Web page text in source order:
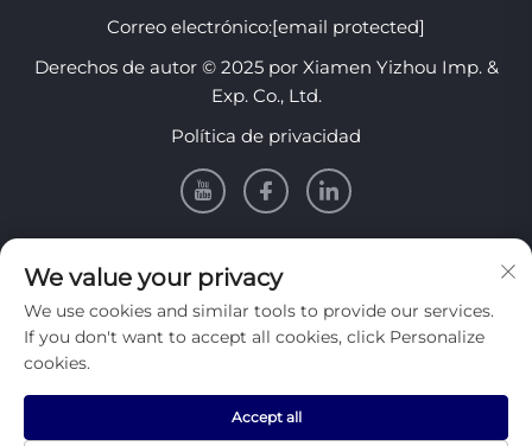
Correo electrónico:[email protected]
Derechos de autor © 2025 por Xiamen Yizhou Imp. &
Exp. Co., Ltd.
Política de privacidad
INFORMACIÓN
Regístrese para recibir nuestro boletín semanal
We value your privacy
We use cookies and similar tools to provide our services.
If you don't want to accept all cookies, click Personalize
cookies.
Accept all